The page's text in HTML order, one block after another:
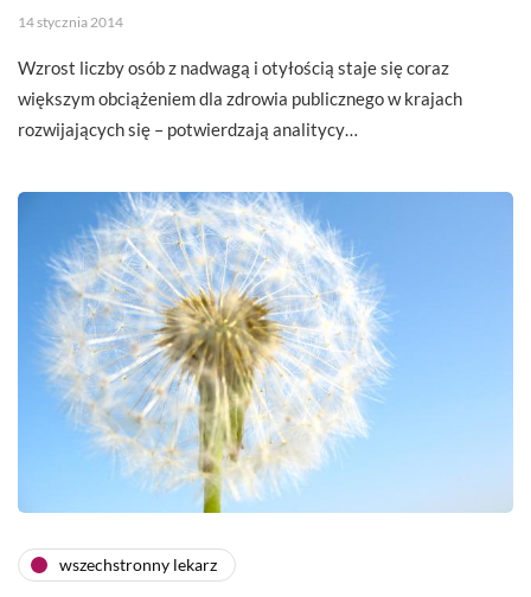
14 stycznia 2014
Wzrost liczby osób z nadwagą i otyłością staje się coraz
większym obciążeniem dla zdrowia publicznego w krajach
rozwijających się – potwierdzają analitycy…
wszechstronny lekarz